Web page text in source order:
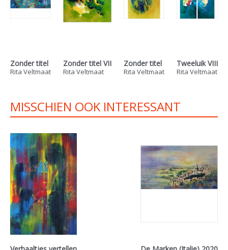
Zonder titel
Rita Veltmaat
Zonder titel VII
Rita Veltmaat
Zonder titel
Rita Veltmaat
Tweeluik VIII
Rita Veltmaat
MISSCHIEN OOK INTERESSANT